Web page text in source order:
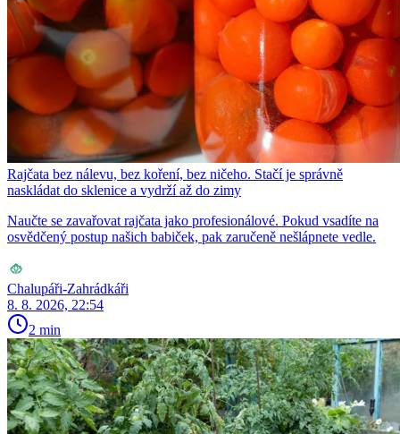
Rajčata bez nálevu, bez koření, bez ničeho. Stačí je správně
naskládat do sklenice a vydrží až do zimy
Naučte se zavařovat rajčata jako profesionálové. Pokud vsadíte na
osvědčený postup našich babiček, pak zaručeně nešlápnete vedle.
Chalupáři-Zahrádkáři
8. 8. 2026, 22:54
2 min